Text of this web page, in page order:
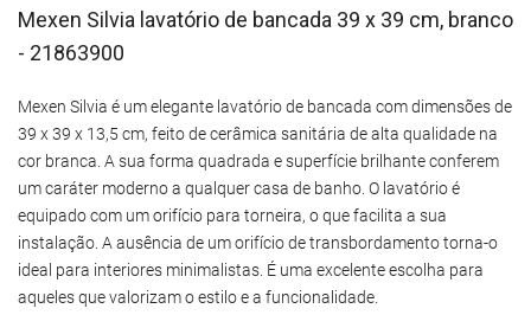
Mexen Silvia lavatório de bancada 39 x 39 cm, branco
- 21863900
Mexen Silvia é um elegante lavatório de bancada com dimensões de
39 x 39 x 13,5 cm, feito de cerâmica sanitária de alta qualidade na
cor branca. A sua forma quadrada e superfície brilhante conferem
um caráter moderno a qualquer casa de banho. O lavatório é
equipado com um orifício para torneira, o que facilita a sua
instalação. A ausência de um orifício de transbordamento torna-o
ideal para interiores minimalistas. É uma excelente escolha para
aqueles que valorizam o estilo e a funcionalidade.